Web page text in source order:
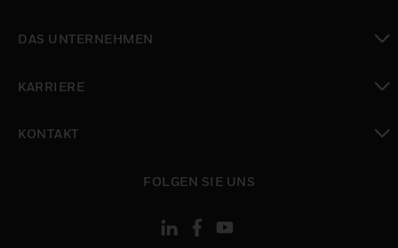
DAS UNTERNEHMEN
KARRIERE
KONTAKT
FOLGEN SIE UNS